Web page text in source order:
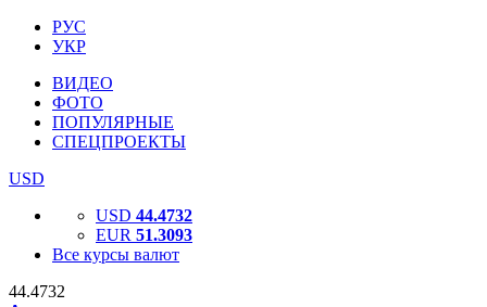
РУС
УКР
ВИДЕО
ФОТО
ПОПУЛЯРНЫЕ
СПЕЦПРОЕКТЫ
USD
USD 44.4732
EUR 51.3093
Все курсы валют
44.4732